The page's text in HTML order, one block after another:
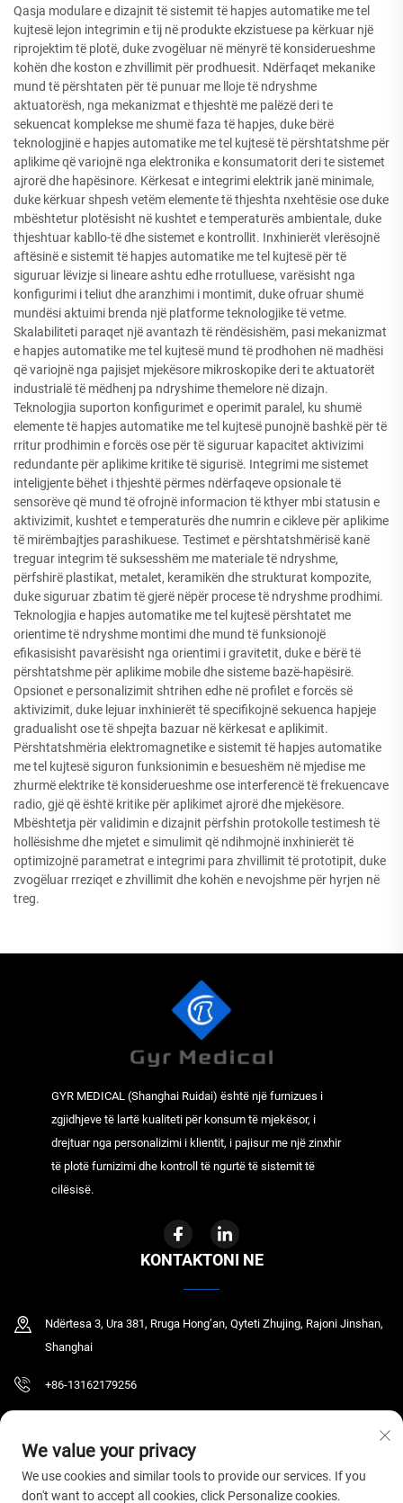
Qasja modulare e dizajnit të sistemit të hapjes automatike me tel
kujtesë lejon integrimin e tij në produkte ekzistuese pa kërkuar një
riprojektim të plotë, duke zvogëluar në mënyrë të konsiderueshme
kohën dhe koston e zhvillimit për prodhuesit. Ndërfaqet mekanike
mund të përshtaten për të punuar me lloje të ndryshme
aktuatorësh, nga mekanizmat e thjeshtë me palëzë deri te
sekuencat komplekse me shumë faza të hapjes, duke bërë
teknologjinë e hapjes automatike me tel kujtesë të përshtatshme për
aplikime që variojnë nga elektronika e konsumatorit deri te sistemet
ajrorë dhe hapësinore. Kërkesat e integrimi elektrik janë minimale,
duke kërkuar shpesh vetëm elemente të thjeshta nxehtësie ose duke
mbështetur plotësisht në kushtet e temperaturës ambientale, duke
thjeshtuar kabllo-të dhe sistemet e kontrollit. Inxhinierët vlerësojnë
aftësinë e sistemit të hapjes automatike me tel kujtesë për të
siguruar lëvizje si lineare ashtu edhe rrotulluese, varësisht nga
konfigurimi i teliut dhe aranzhimi i montimit, duke ofruar shumë
mundësi aktuimi brenda një platforme teknologjike të vetme.
Skalabiliteti paraqet një avantazh të rëndësishëm, pasi mekanizmat
e hapjes automatike me tel kujtesë mund të prodhohen në madhësi
që variojnë nga pajisjet mjekësore mikroskopike deri te aktuatorët
industrialë të mëdhenj pa ndryshime themelore në dizajn.
Teknologjia suporton konfigurimet e operimit paralel, ku shumë
elemente të hapjes automatike me tel kujtesë punojnë bashkë për të
rritur prodhimin e forcës ose për të siguruar kapacitet aktivizimi
redundante për aplikime kritike të sigurisë. Integrimi me sistemet
inteligjente bëhet i thjeshtë përmes ndërfaqeve opsionale të
sensorëve që mund të ofrojnë informacion të kthyer mbi statusin e
aktivizimit, kushtet e temperaturës dhe numrin e cikleve për aplikime
të mirëmbajtjes parashikuese. Testimet e përshtatshmërisë kanë
treguar integrim të suksesshëm me materiale të ndryshme,
përfshirë plastikat, metalet, keramikën dhe strukturat kompozite,
duke siguruar zbatim të gjerë nëpër procese të ndryshme prodhimi.
Teknologjia e hapjes automatike me tel kujtesë përshtatet me
orientime të ndryshme montimi dhe mund të funksionojë
efikasisisht pavarësisht nga orientimi i gravitetit, duke e bërë të
përshtatshme për aplikime mobile dhe sisteme bazë-hapësirë.
Opsionet e personalizimit shtrihen edhe në profilet e forcës së
aktivizimit, duke lejuar inxhinierët të specifikojnë sekuenca hapjeje
gradualisht ose të shpejta bazuar në kërkesat e aplikimit.
Përshtatshmëria elektromagnetike e sistemit të hapjes automatike
me tel kujtesë siguron funksionimin e besueshëm në mjedise me
zhurmë elektrike të konsiderueshme ose interferencë të frekuencave
radio, gjë që është kritike për aplikimet ajrorë dhe mjekësore.
Mbështetja për validimin e dizajnit përfshin protokolle testimesh të
hollësishme dhe mjetet e simulimit që ndihmojnë inxhinierët të
optimizojnë parametrat e integrimi para zhvillimit të prototipit, duke
zvogëluar rreziqet e zhvillimit dhe kohën e nevojshme për hyrjen në
treg.
GYR MEDICAL (Shanghai Ruidai) është një furnizues i
zgjidhjeve të lartë kualiteti për konsum të mjekësor, i
drejtuar nga personalizimi i klientit, i pajisur me një zinxhir
të plotë furnizimi dhe kontroll të ngurtë të sistemit të
cilësisë.
KONTAKTONI NE
Ndërtesa 3, Ura 381, Rruga Hong’an, Qyteti Zhujing, Rajoni Jinshan,
Shanghai
+86-13162179256
We value your privacy
We use cookies and similar tools to provide our services. If you
don't want to accept all cookies, click Personalize cookies.